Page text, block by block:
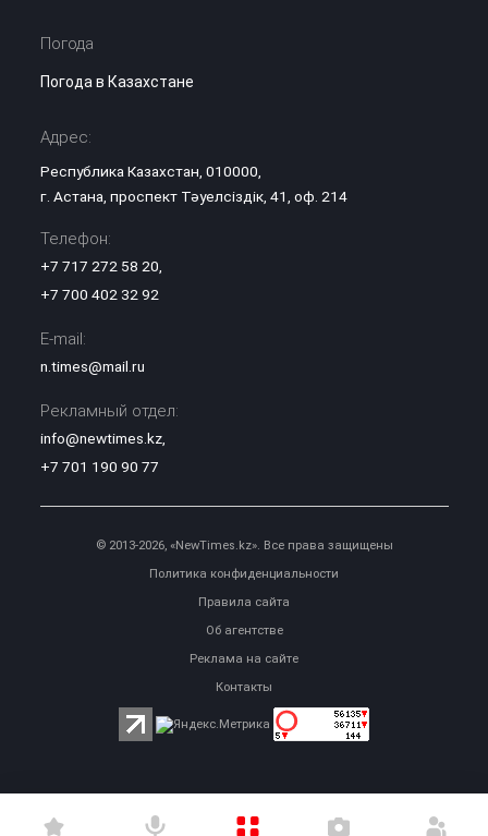
Погода
Погода в Казахстане
Адрес:
Республика Казахстан, 010000,
г. Астана, проспект Тәуелсіздік, 41, оф. 214
Телефон:
+7 717 272 58 20,
+7 700 402 32 92
E-mail:
n.times@mail.ru
Рекламный отдел:
info@newtimes.kz,
+7 701 190 90 77
© 2013-2026, «NewTimes.kz». Все права защищены
Политика конфиденциальности
Правила сайта
Об агентстве
Реклама на сайте
Контакты